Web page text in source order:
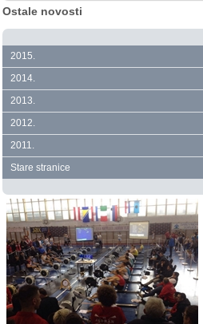
Ostale novosti
2015.
2014.
2013.
2012.
2011.
Stare stranice